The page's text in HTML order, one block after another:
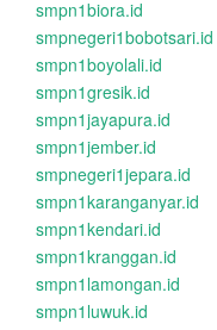
smpn1biora.id
smpnegeri1bobotsari.id
smpn1boyolali.id
smpn1gresik.id
smpn1jayapura.id
smpn1jember.id
smpnegeri1jepara.id
smpn1karanganyar.id
smpn1kendari.id
smpn1kranggan.id
smpn1lamongan.id
smpn1luwuk.id